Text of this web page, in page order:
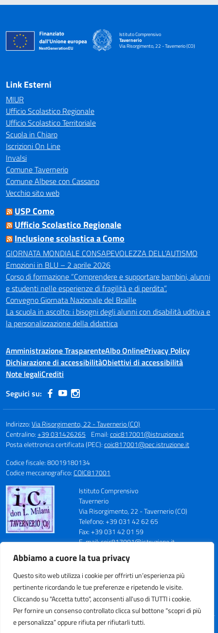
Abbiamo a cuore la tua privacy
Questo sito web utilizza i cookie per offrirti un’esperienza più
pertinente ricordando le tue preferenze e ripetendo le visite.
Cliccando su "Accetta tutto", acconsenti all'uso di TUTTI i cookie.
Per fornire un consenso controllato clicca sul bottone “scopri di più
e personalizza” oppure rifiuta per rifiutarli tutti.
Istituto Comprensivo
Tavernerio
Via Risorgimento, 22 - Tavernerio (CO)
— Visita la pagina iniziale della scuola
Link Esterni
MIUR
Ufficio Scolastico Regionale
Ufficio Scolastico Territoriale
Scuola in Chiaro
Iscrizioni On Line
Invalsi
Comune Tavernerio
Comune Albese con Cassano
Vecchio sito web
USP Como
Ufficio Scolastico Regionale
Inclusione scolastica a Como
GIORNATA MONDIALE CONSAPEVOLEZZA DELL’AUTISMO
Emozioni in BLU – 2 aprile 2026
Corso di formazione “Comprendere e supportare bambini, alunni
e studenti nelle esperienze di fragilità e di perdita”.
Convegno Giornata Nazionale del Braille
La scuola in ascolto: i bisogni degli alunni con disabilità uditiva e
la personalizzazione della didattica
Amministrazione TrasparenteAlbo OnlinePrivacy Policy
Dichiarazione di accessibilitàObiettivi di accessibilità
Note legaliCrediti
Seguici su:
Indirizzo:Via Risorgimento, 22 - Tavernerio (CO)
Centralino:+39 031426265 Email:coic817001@istruzione.it
Posta elettronica certificata (PEC):coic817001@pec.istruzione.it
Codice fiscale: 80019180134
Codice meccanografico:COIC817001
Istituto Comprensivo
Tavernerio
Via Risorgimento, 22 - Tavernerio (CO)
Telefono: +39 031 42 62 65
Fax: +39 031 42 01 59
E-mail: coic817001@istruzione.it
Codice Meccanografico: COIC817001
Codice Fiscale: 80019180134
Cod. IPA: istsc_coic817001
Codice Univoco Ufficio: UFN70S